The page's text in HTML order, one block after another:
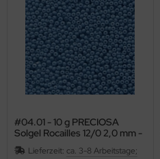
#04.01 - 10 g PRECIOSA
Solgel Rocailles 12/0 2,0 mm -
Opaque Pacific
Lieferzeit: ca. 3-8 Arbeitstage;